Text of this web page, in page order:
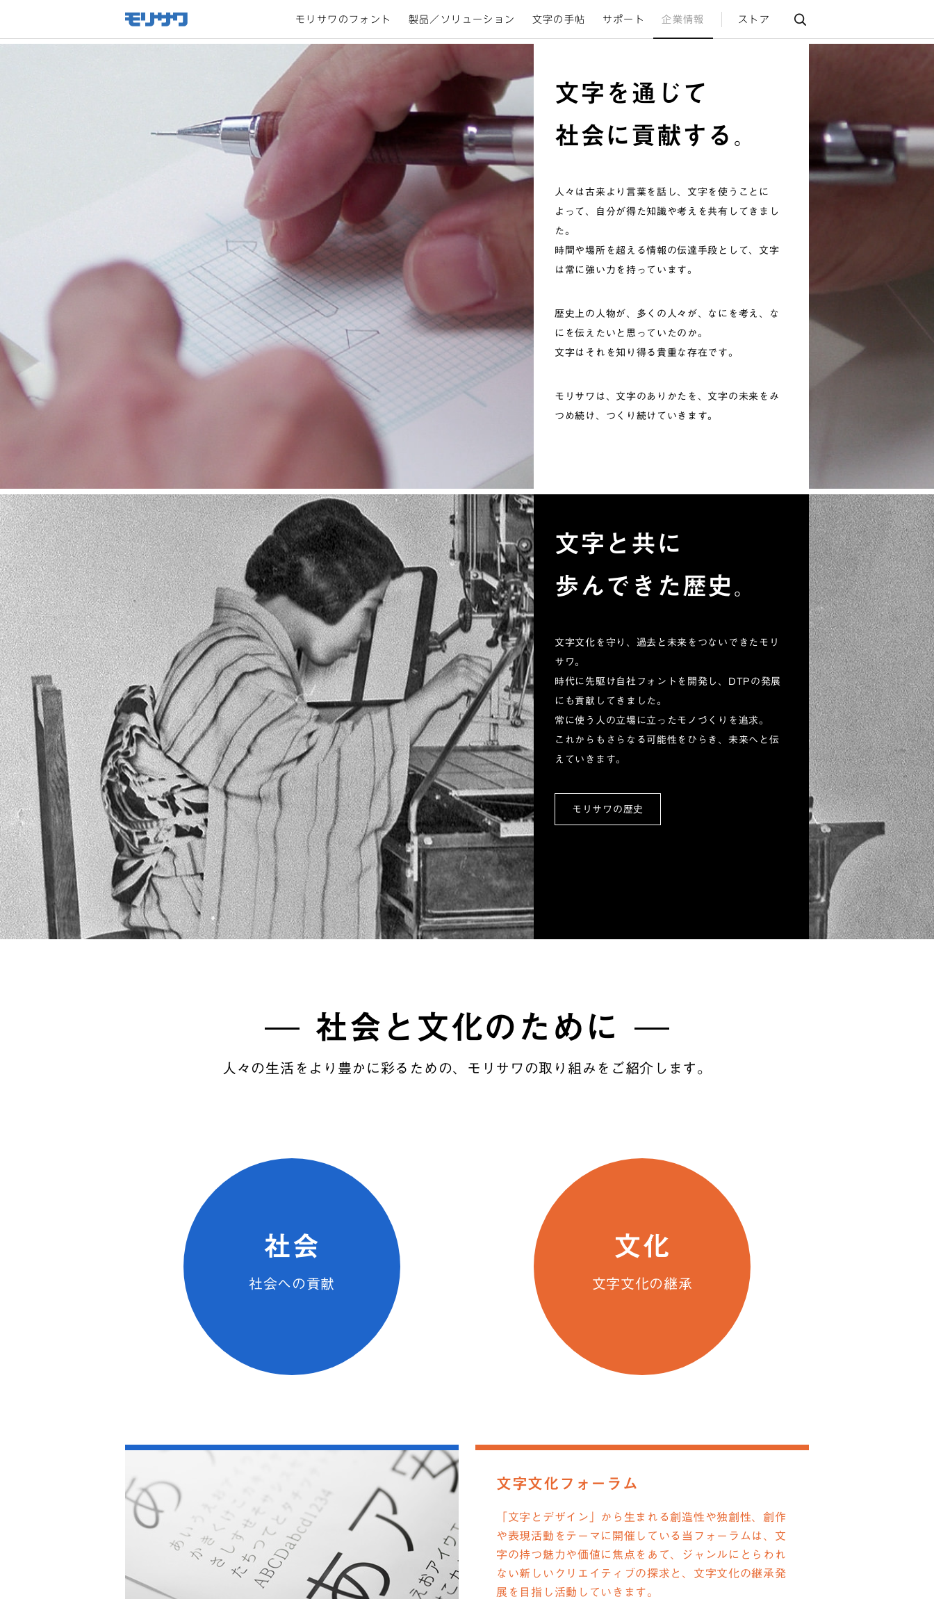
て本文
モリサワのフォント 製品／ソリューション 文字の手帖 サポート 企業情報
ストア
あなたは朝、目覚めてから寝るまで、いくつの文字と出会いますか？
あたりまえすぎて、人々の意識には残らないほど「文字」は、あなたのそばに存在しています。
モリサワの取り組みは、文字を通じて人々の生活の中に存在しています。
文字を通じて
社会に貢献する。
人々は古来より言葉を話し、文字を使うことに
よって、自分が得た知識や考えを共有してきまし
た。
時間や場所を超える情報の伝達手段として、文字
は常に強い力を持っています。
歴史上の人物が、多くの人々が、なにを考え、な
にを伝えたいと思っていたのか。
文字はそれを知り得る貴重な存在です。
モリサワは、文字のありかたを、文字の未来をみ
つめ続け、つくり続けていきます。
文字と共に
歩んできた歴史。
文字文化を守り、過去と未来をつないできたモリ
サワ。
時代に先駆け自社フォントを開発し、DTPの発展
にも貢献してきました。
常に使う人の立場に立ったモノづくりを追求。
これからもさらなる可能性をひらき、未来へと伝
えていきます。
モリサワの歴史
社会と文化のために
人々の生活をより豊かに彩るための、モリサワの取り組みをご紹介します。
社会
社会への貢献
文化
文字文化の継承
文字文化フォーラム
「文字とデザイン」から生まれる創造性や独創性、創作
や表現活動をテーマに開催している当フォーラムは、文
字の持つ魅力や価値に焦点をあて、ジャンルにとらわれ
ない新しいクリエイティブの探求と、文字文化の継承発
展を目指し活動していきます。